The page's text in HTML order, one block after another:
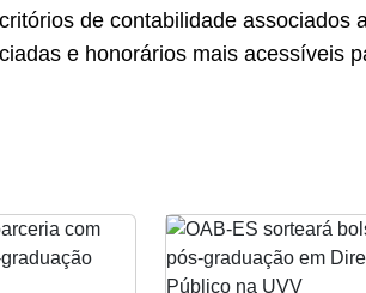
de contabilidade associados
e honorários mais acessíveis